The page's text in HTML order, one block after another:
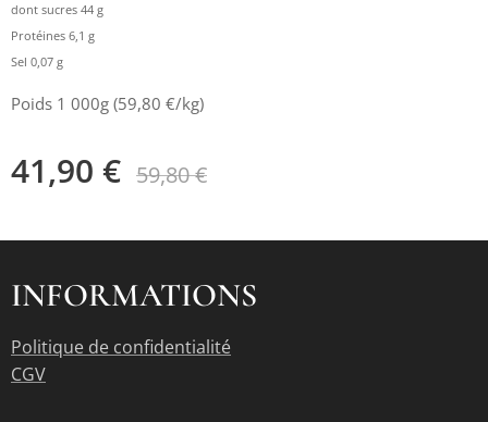
dont sucres 44 g
Protéines 6,1 g
Sel 0,07 g
Poids 1 000g (59,80 €/kg)
41,90 € 59,80€
INFORMATIONS
Politique de confidentialité
CGV